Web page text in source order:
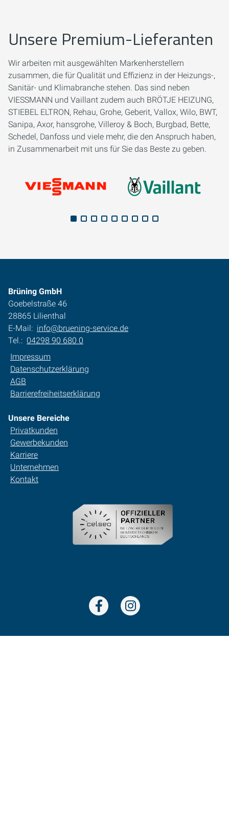
Unsere Premium-Lieferanten
Wir arbeiten mit ausgewählten Markenherstellern
zusammen, die für Qualität und Effizienz in der Heizungs-,
Sanitär- und Klimabranche stehen. Das sind neben
VIESSMANN und Vaillant zudem auch BRÖTJE HEIZUNG,
STIEBEL ELTRON, Rehau, Grohe, Geberit, Vallox, Wilo, BWT,
Sanipa, Axor, hansgrohe, Villeroy & Boch, Burgbad, Bette,
Schedel, Danfoss und viele mehr, die den Anspruch haben,
in Zusammenarbeit mit uns für Sie das Beste zu geben.
Brüning GmbH
Goebelstraße 46
28865 Lilienthal
E-Mail: info@bruening-service.de
Tel.: 04298 90 680 0
Impressum
Datenschutzerklärung
AGB
Barrierefreiheitserklärung
Unsere Bereiche
Privatkunden
Gewerbekunden
Karriere
Unternehmen
Kontakt